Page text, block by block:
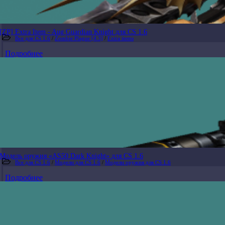
[ZP] Extra Item - Aug Guardian Knight для CS 1.6
Все для CS 1.6 / Zombie Plague [4.3] / Extra items
Подробнее
Модель оружия «AS50 Dark Knight» для CS 1.6
Все для CS 1.6 / Модели для CS 1.6 / Модели оружия для CS 1.6
Подробнее